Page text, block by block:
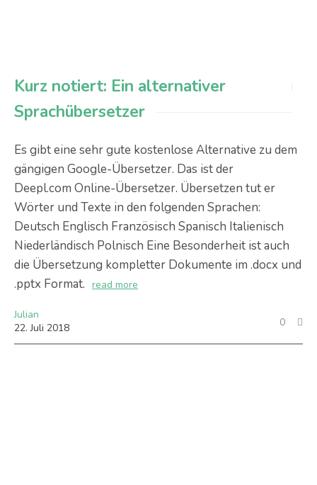
Kurz notiert: Ein alternativer
Sprachübersetzer
Es gibt eine sehr gute kostenlose Alternative zu dem
gängigen Google-Übersetzer. Das ist der
Deepl.com Online-Übersetzer. Übersetzen tut er
Wörter und Texte in den folgenden Sprachen:
Deutsch Englisch Französisch Spanisch Italienisch
Niederländisch Polnisch Eine Besonderheit ist auch
die Übersetzung kompletter Dokumente im .docx und
.pptx Format. read more
Julian
22. Juli 2018 0